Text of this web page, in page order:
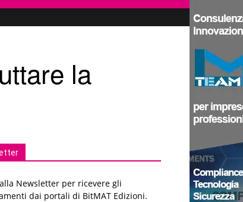
la
Newsletter per ricevere gli
dai portali di BitMAT Edizioni.